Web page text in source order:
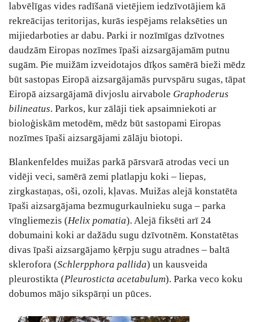
labvēlīgas vides radīšanā vietējiem iedzīvotājiem kā
rekreācijas teritorijas, kurās iespējams relaksēties un
mijiedarboties ar dabu. Parki ir nozīmīgas dzīvotnes
daudzām Eiropas nozīmes īpaši aizsargājamām putnu
sugām. Pie muižām izveidotajos dīķos samērā bieži mēdz
būt sastopas Eiropā aizsargājamās purvspāru sugas, tāpat
Eiropā aizsargājamā divjoslu airvabole Graphoderus
bilineatus. Parkos, kur zālāji tiek apsaimniekoti ar
bioloģiskām metodēm, mēdz būt sastopami Eiropas
nozīmes īpaši aizsargājami zālāju biotopi.
Blankenfeldes muižas parkā pārsvarā atrodas veci un
vidēji veci, samērā zemi platlapju koki – liepas,
zirgkastaņas, oši, ozoli, kļavas. Muižas alejā konstatēta
īpaši aizsargājama bezmugurkaulnieku suga – parka
vīngliemezis (Helix pomatia). Alejā fiksēti arī 24
dobumaini koki ar dažādu sugu dzīvotnēm. Konstatētas
divas īpaši aizsargājamo ķērpju sugu atradnes – baltā
sklerofora (Schlerpphora pallida) un kausveida
pleurostikta (Pleurosticta acetabulum). Parka veco koku
dobumos mājo sikspārņi un pūces.